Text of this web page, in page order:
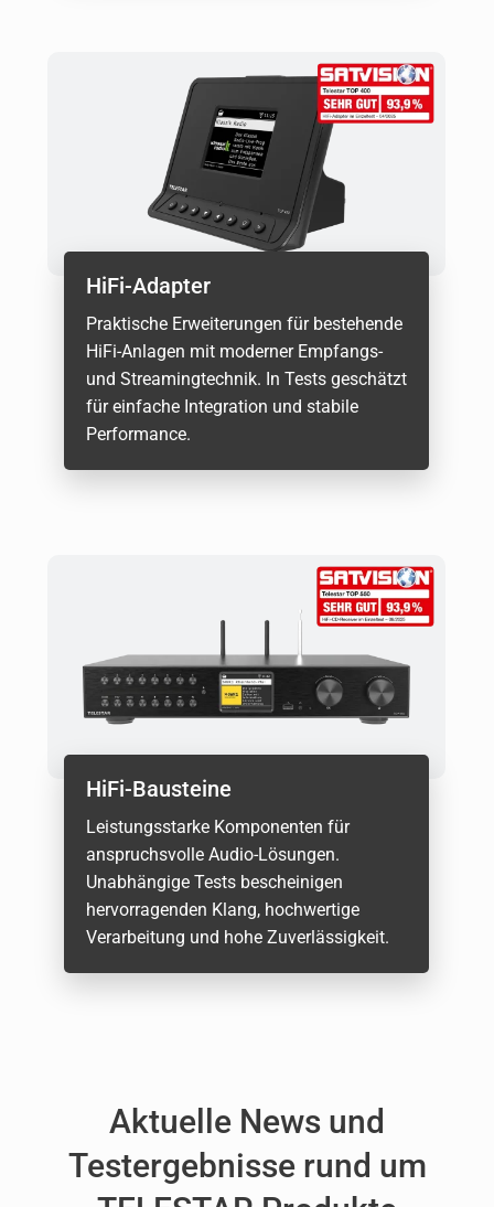
HiFi-Adapter
Praktische Erweiterungen für bestehende
HiFi-Anlagen mit moderner Empfangs-
und Streamingtechnik. In Tests geschätzt
für einfache Integration und stabile
Performance.
HiFi-Bausteine
Leistungsstarke Komponenten für
anspruchsvolle Audio-Lösungen.
Unabhängige Tests bescheinigen
hervorragenden Klang, hochwertige
Verarbeitung und hohe Zuverlässigkeit.
Aktuelle News und
Testergebnisse rund um